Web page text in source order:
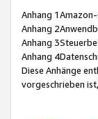
Anhang
Anhang
Anhang
Anhang
Diese Anhänge
vorgeschrieben